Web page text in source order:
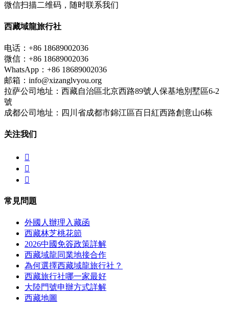
微信扫描二维码，随时联系我们
西藏域龍旅行社
电话：+86 18689002036
微信：+86 18689002036
WhatsApp：+86 18689002036
邮箱：info@xizanglvyou.org
拉萨公司地址：西藏自治區北京西路89號人保基地別墅區6-2
號
成都公司地址：四川省成都市錦江區百日紅西路創意山6栋
关注我们



常見問題
外國人辦理入藏函
西藏林芝桃花節
2026中國免簽政策詳解
西藏域龍同業地接合作
為何選擇西藏域龍旅行社？
西藏旅行社哪一家最好
大陸門號申辦方式詳解
西藏地圖